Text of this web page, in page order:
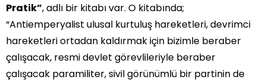
Pratik”, adlı bir kitabı var. O kitabında;
“Antiemperyalist ulusal kurtuluş hareketleri, devrimci
hareketleri ortadan kaldırmak için bizimle beraber
çalışacak, resmi devlet görevlileriyle beraber
çalışacak paramiliter, sivil görünümlü bir partinin de